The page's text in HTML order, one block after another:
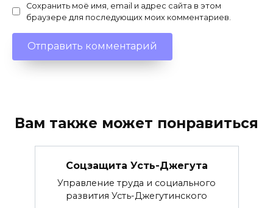
Сохранить моё имя, email и адрес сайта в этом
браузере для последующих моих комментариев.
Вам также может понравиться
Соцзащита Усть-Джегута
Управление труда и социального
развития Усть-Джегутинского